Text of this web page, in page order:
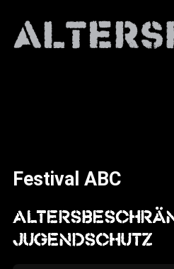
Shop
Info
Media
ZUM SHOP
Festival ABC
JUGENDSCHUTZ